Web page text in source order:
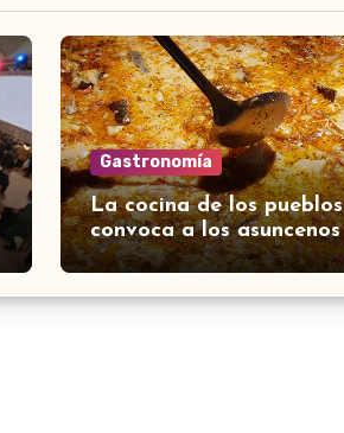
Gastronomía
La cocina de los pueblos
convoca a los asuncenos